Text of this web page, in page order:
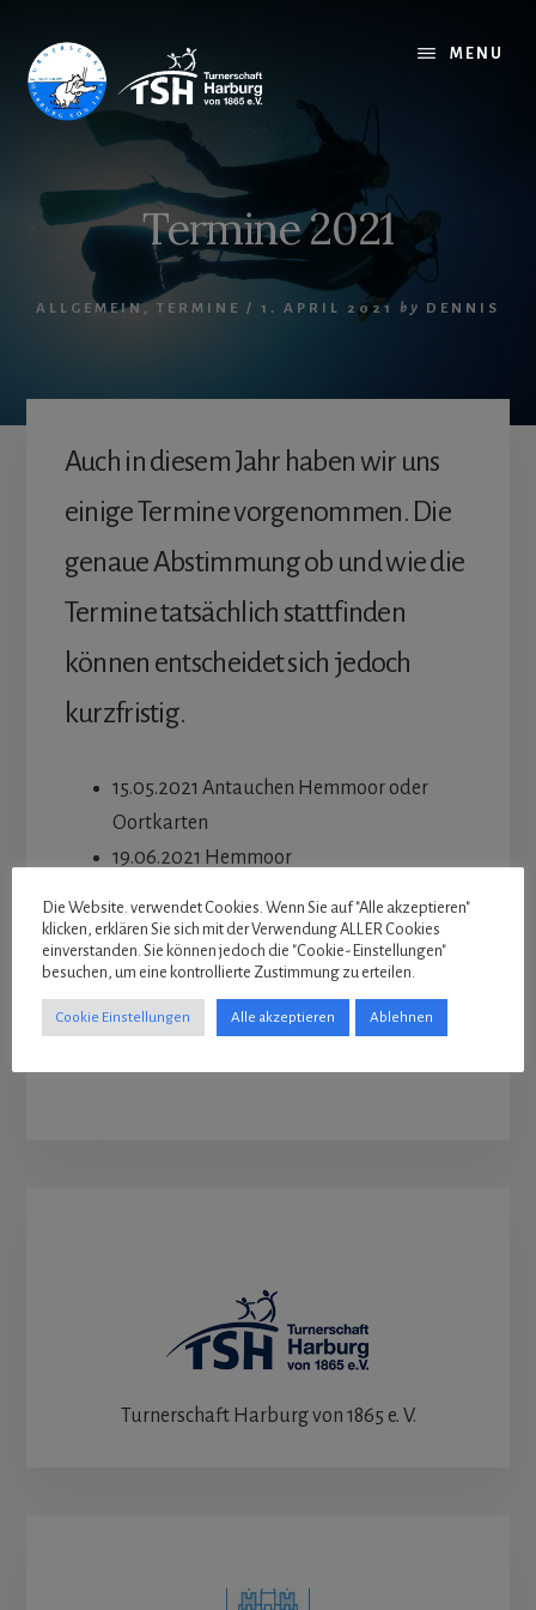
content
MENU
Termine 2021
ALLGEMEIN , TERMINE / 1. APRIL 2021 by DENNIS
Auch in diesem Jahr haben wir uns
einige Termine vorgenommen. Die
genaue Abstimmung ob und wie die
Termine tatsächlich stattfinden
können entscheidet sich jedoch
kurzfristig.
15.05.2021 Antauchen Hemmoor oder
Oortkarten
19.06.2021 Hemmoor
steht noch nicht fest)
18.09.2021 Hemmoor
13.11.2021 Taucherkegeln
16.01.2021 Neujahrsempfang
Turnerschaft Harburg von 1865 e. V.
Die Website. verwendet Cookies. Wenn Sie auf "Alle akzeptieren"
klicken, erklären Sie sich mit der Verwendung ALLER Cookies
einverstanden. Sie können jedoch die "Cookie-Einstellungen"
besuchen, um eine kontrollierte Zustimmung zu erteilen.
Cookie Einstellungen Alle akzeptieren Ablehnen